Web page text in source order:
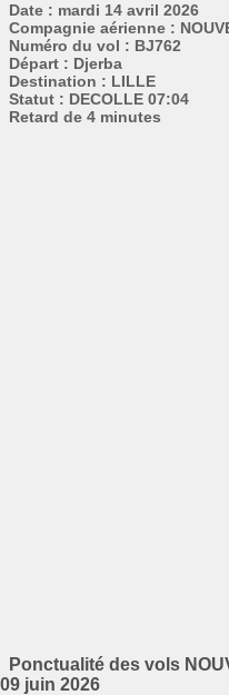
Date : mardi 14 avril 2026
Compagnie aérienne :
Numéro du vol : BJ762
Départ : Djerba
Destination : LILLE
Statut : DECOLLE 07:04
Retard de 4 minutes
Ponctualité des vols
09 juin 2026